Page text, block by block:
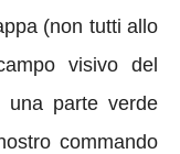
(non tutti allo
visivo del
parte verde
commando